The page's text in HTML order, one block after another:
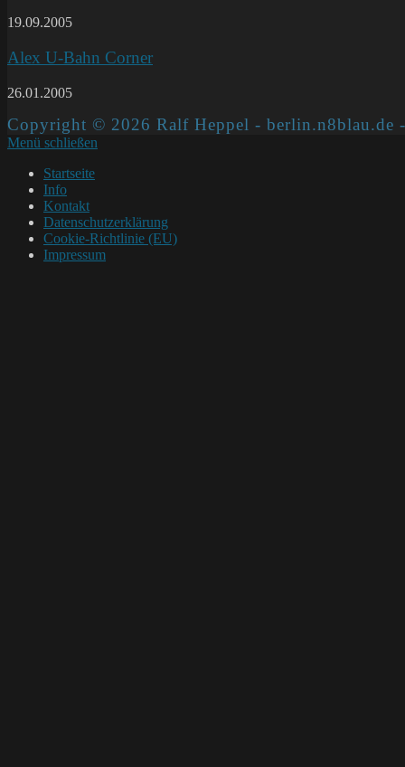
19.09.2005
Alex U-Bahn Corner
26.01.2005
Copyright © 2026 Ralf Heppel - berlin.n8blau.de
Menü schließen
Startseite
Info
Kontakt
Datenschutzerklärung
Cookie-Richtlinie (EU)
Impressum